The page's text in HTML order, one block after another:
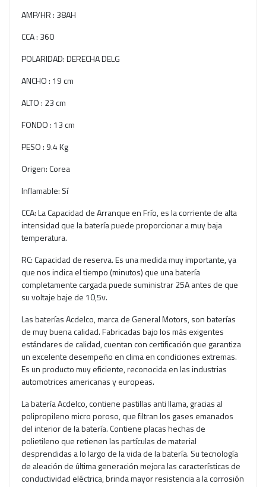
AMP/HR : 38AH
CCA : 360
POLARIDAD: DERECHA DELG
ANCHO : 19 cm
ALTO : 23 cm
FONDO : 13 cm
PESO : 9.4 Kg
Origen: Corea
Inflamable: Sí
CCA: La Capacidad de Arranque en Frío, es la corriente de alta
intensidad que la batería puede proporcionar a muy baja
temperatura.
RC: Capacidad de reserva. Es una medida muy importante, ya
que nos indica el tiempo (minutos) que una batería
completamente cargada puede suministrar 25A antes de que
su voltaje baje de 10,5v.
Las baterías Acdelco, marca de General Motors, son baterías
de muy buena calidad. Fabricadas bajo los más exigentes
estándares de calidad, cuentan con certificación que garantiza
un excelente desempeño en clima en condiciones extremas.
Es un producto muy eficiente, reconocida en las industrias
automotrices americanas y europeas.
La batería Acdelco, contiene pastillas anti llama, gracias al
polipropileno micro poroso, que filtran los gases emanados
del interior de la batería. Contiene placas hechas de
polietileno que retienen las partículas de material
desprendidas a lo largo de la vida de la batería. Su tecnología
de aleación de última generación mejora las características de
conductividad eléctrica, brinda mayor resistencia a la corrosión